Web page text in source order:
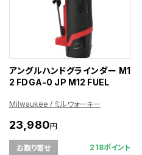
アングルハンドグラインダー M1
2 FDGA-0 JP M12 FUEL
Milwaukee / ミルウォーキー
23,980円
お取り寄せ 218ポイント